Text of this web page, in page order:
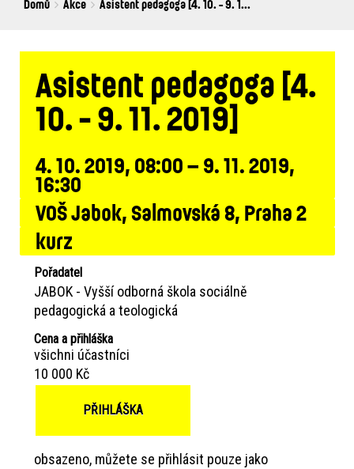
Breadcrumbs
You
Domů Akce Asistent pedagoga [4. 10. - 9. 1...
Asistent pedagoga [4.
10. - 9. 11. 2019]
4. 10. 2019, 08:00 – 9. 11. 2019,
16:30
VOŠ Jabok, Salmovská 8, Praha 2
kurz
Pořadatel
JABOK - Vyšší odborná škola sociálně
pedagogická a teologická
Cena a přihláška
všichni účastníci
10 000 Kč
PŘIHLÁŠKA
obsazeno, můžete se přihlásit pouze jako